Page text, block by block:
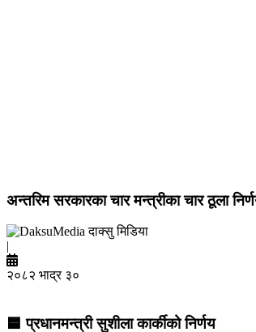
अन्तरिम सरकारका चार मन्त्रीका चार ठूला
दाक्सु मिडिया
|
२०८२ भाद्र ३०
🟦प्रधानमन्त्री सुशीला कार्कीको निर्णय